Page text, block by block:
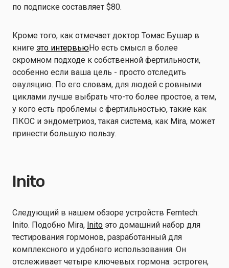
по подписке составляет $80.
Кроме того, как отмечает доктор Томас Бушар в
книге это интервьюНо есть смысл в более
скромном подходе к собственной фертильности,
особенно если ваша цель - просто отследить
овуляцию. По его словам, для людей с ровными
циклами лучше выбрать что-то более простое, а тем,
у кого есть проблемы с фертильностью, такие как
ПКОС и эндометриоз, такая система, как Mira, может
принести большую пользу.
Inito
Следующий в нашем обзоре устройств Femtech:
Inito. Подобно Mira, Inito это домашний набор для
тестирования гормонов, разработанный для
комплексного и удобного использования. Он
отслеживает четыре ключевых гормона: эстроген,